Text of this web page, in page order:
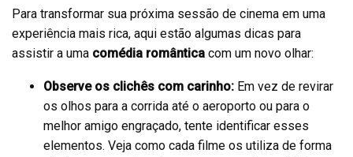
Para transformar sua próxima sessão de cinema em uma
experiência mais rica, aqui estão algumas dicas para
assistir a uma comédia romântica com um novo olhar:
Observe os clichês com carinho: Em vez de revirar
os olhos para a corrida até o aeroporto ou para o
melhor amigo engraçado, tente identificar esses
elementos. Veja como cada filme os utiliza de forma